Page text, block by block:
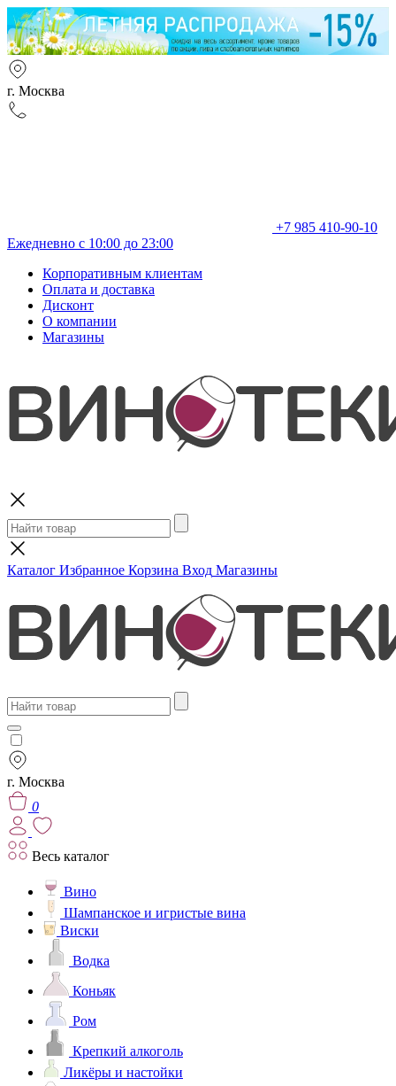
г. Москва
+7 985 410-90-10
Ежедневно с 10:00 до 23:00
Корпоративным клиентам
Оплата и доставка
Дисконт
О компании
Магазины
Каталог Избранное Корзина Вход Магазины
г. Москва
0
Весь каталог
Вино
Шампанское и игристые вина
Виски
Водка
Коньяк
Ром
Крепкий алкоголь
Ликёры и настойки